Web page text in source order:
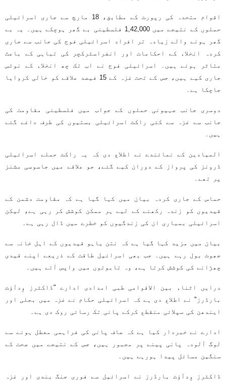
اقوام متحدہ کی رپورٹ کے مطابق، 18 مارچ سے جاری اسرائیلی
حملوں کے نتیجے میں 1,42,000 فلسطینی بے گھر ہوچکے ہیں۔ یہ بے
گھر ہونے والے زیادہ تر افراد اسرائیلی فوج کی جانب سے جاری
کردہ انخلاء کے احکامات اور انفراسٹرکچر کی تباہی کے باعث
متاثر ہوئے ہیں۔ اسرائیلی فوج نے اب تک چھ انخلاء کے نوٹس
جاری کیے ہیں، جس کے تحت غزہ کے 15 فیصد علاقے کو خالی کروایا
جاچکا ہے۔
دوسری جانب صہیونی حملوں کے جواب میں فلسطینی مقاومت کی
جانب سے غزہ سے کئی راکٹ اسرائیلی بستیوں کی طرف داغے گئے
ہیں۔
المیادین کے نمائندے نے اطلاع دی کہ یہ راکٹ حملے اسرائیلی
ڈرونز کی پرواز کے دوران کیے گئے، جو علاقے میں جاسوسی مشنز
پر تھے۔
حماس کے جاری کردہ بیان میں کہا گیا ہے کہ مقاومت دشمن کے
قیدیوں کو زندہ رکھنے کے لیے ہر ممکن کوشش کر رہی ہے، لیکن
اسرائیلی بمباری ان کی زندگیوں کو خطرے میں ڈال رہی ہے۔
بیان میں مزید کہا گیا ہے کہ نتن یاہو قیدیوں کے اہل خانہ سے
جھوٹ بول رہے ہیں۔ جب بھی اسرائیل طاقت کے ذریعے اپنے قیدی
چھڑانے کی کوشش کرتا ہے، وہ تابوتوں میں واپس آتے ہیں۔
درایں اثناء بین الاقوامی طبی امدادی ادارے "ڈاکٹرز وِدآؤٹ
بارڈرز" نے اطلاع دی ہے کہ اسرائیلی حکام نے غزہ میں بجلی اور
ایندھن کی سپلائی منقطع کرکے پانی تک رسائی روک دی ہے۔
ادارے نے خبردار کیا ہے کہ صاف پانی کی فراہمی معطل ہونے سے
لوگ آلودہ پانی پینے پر مجبور ہیں، جس کے نتیجے میں صحت کے
سنگین مسائل پیدا ہورہے ہیں۔
ڈاکٹرز وِدآؤٹ بارڈرز نے اسرائیل سے فوری جنگ بندی اور غزہ